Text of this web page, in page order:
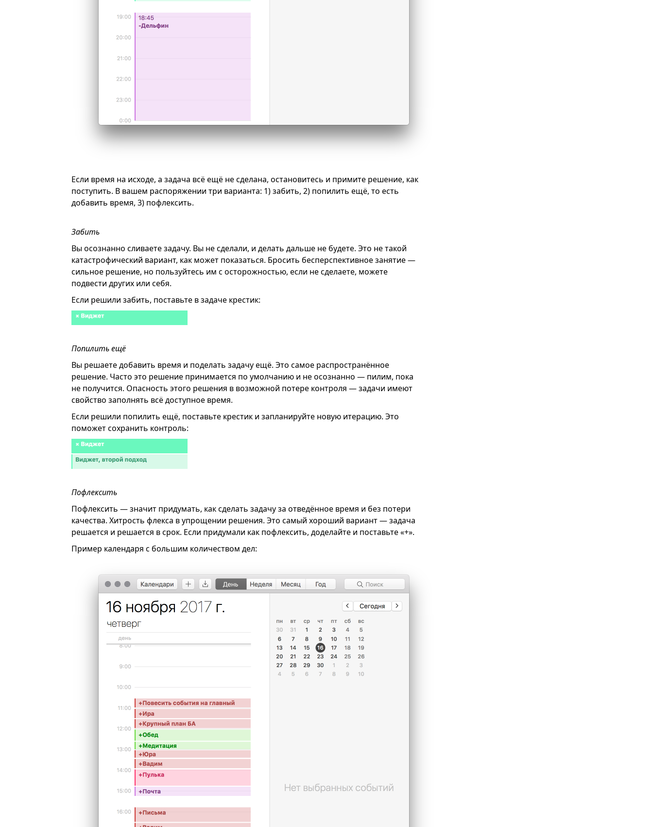
Если время на исходе, а задача всё ещё не сделана, остановитесь и примите решение, как
поступить. В вашем распоряжении три варианта: 1) забить, 2) попилить ещё, то есть
добавить время, 3) пофлексить.
Забить
Вы осознанно сливаете задачу. Вы не сделали, и делать дальше не будете. Это не такой
катастрофический вариант, как может показаться. Бросить бесперспективное занятие —
сильное решение, но пользуйтесь им с осторожностью, если не сделаете, можете
подвести других или себя.
Если решили забить, поставьте в задаче крестик:
Попилить ещё
Вы решаете добавить время и поделать задачу ещё. Это самое распространённое
решение. Часто это решение принимается по умолчанию и не осознанно — пилим, пока
не получится. Опасность этого решения в возможной потере контроля — задачи имеют
свойство заполнять всё доступное время.
Если решили попилить ещё, поставьте крестик и запланируйте новую итерацию. Это
поможет сохранить контроль:
Пофлексить
Пофлексить — значит придумать, как сделать задачу за отведённое время и без потери
качества. Хитрость флекса в упрощении решения. Это самый хороший вариант — задача
решается и решается в срок. Если придумали как пофлексить, доделайте и поставьте «+».
Пример календаря с большим количеством дел: